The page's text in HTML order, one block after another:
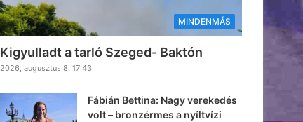
MINDENMÁS
Kigyulladt a tarló Szeged- Baktón
2026, augusztus 8. 17:43
Fábián Bettina: Nagy verekedés
volt – bronzérmes a nyíltvízi